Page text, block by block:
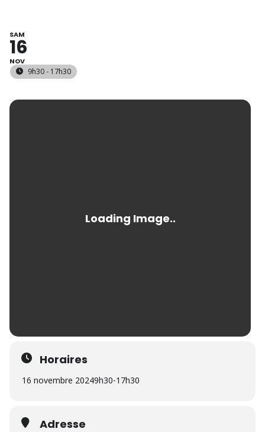
SAM
16
NOV
9h30 - 17h30
Horaires
16 novembre 20249h30-17h30
Adresse